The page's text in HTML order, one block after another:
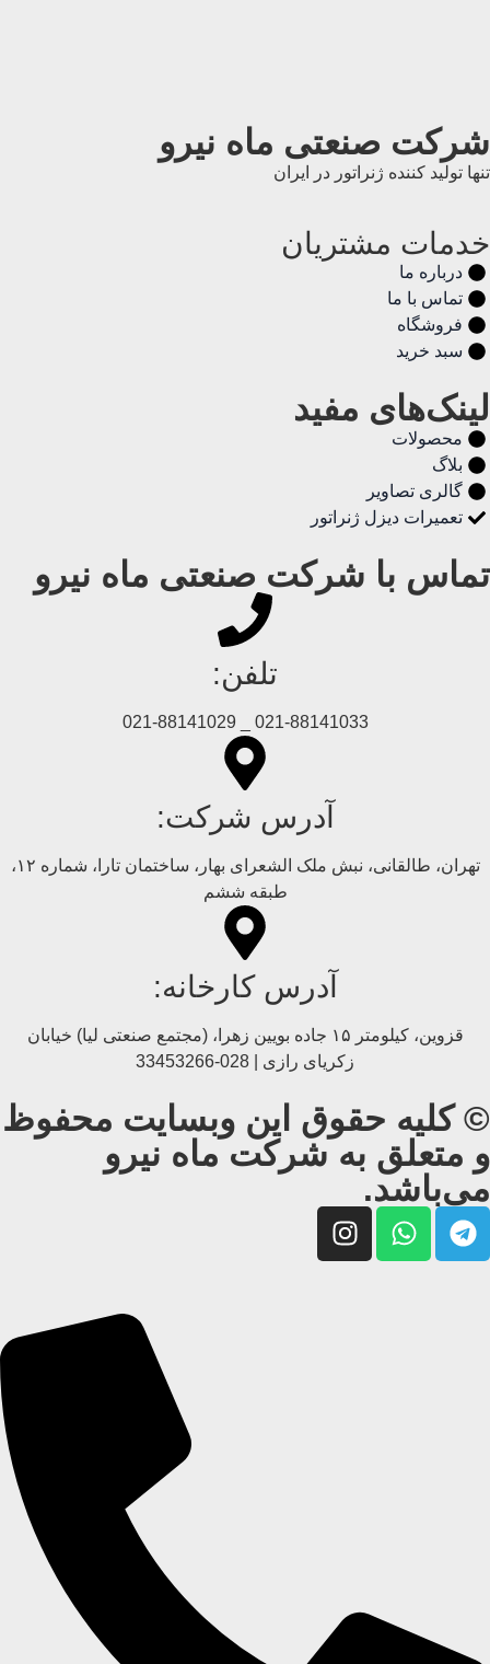
شرکت صنعتی ماه نیرو
تنها تولید کننده ژنراتور در ایران
خدمات مشتریان
درباره ما
تماس با ما
فروشگاه
سبد خرید
لینک‌های مفید
محصولات
بلاگ
گالری تصاویر
تعمیرات دیزل ژنراتور
تماس با شرکت صنعتی ماه نیرو
تلفن:
021-88141033 _ 021-88141029
آدرس شرکت:
تهران، طالقانی، نبش ملک الشعرای بهار، ساختمان تارا، شماره ۱۲،
طبقه ششم
آدرس کارخانه:
قزوین، کیلومتر ۱۵ جاده بويین زهرا، (مجتمع صنعتی لیا) خیابان
زکریای رازی | 028-33453266
© کلیه حقوق این وبسایت محفوظ
و متعلق به شرکت ماه نیرو
می‌باشد.